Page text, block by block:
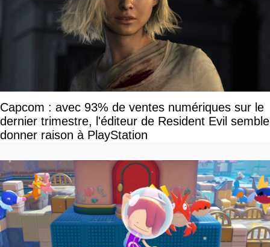
Capcom : avec 93% de ventes numériques sur le
dernier trimestre, l'éditeur de Resident Evil semble
donner raison à PlayStation